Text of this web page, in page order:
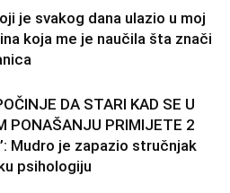
je svakog dana ulazio u moj
koja me je naučila šta znači
DA STARI KAD SE U
PONAŠANJU PRIMIJETE 2
Mudro je zapazio stručnjak
psihologiju